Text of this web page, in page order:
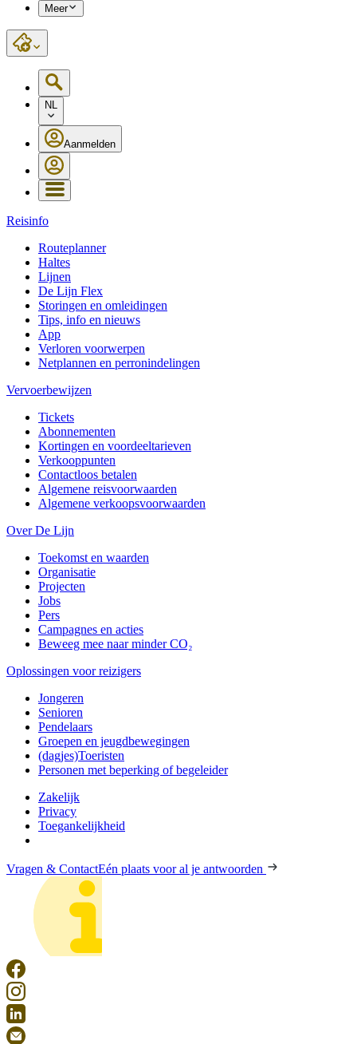
Meer
NL
Aanmelden
Reisinfo
Routeplanner
Haltes
Lijnen
De Lijn Flex
Storingen en omleidingen
Tips, info en nieuws
App
Verloren voorwerpen
Netplannen en perronindelingen
Vervoerbewijzen
Tickets
Abonnementen
Kortingen en voordeeltarieven
Verkooppunten
Contactloos betalen
Algemene reisvoorwaarden
Algemene verkoopsvoorwaarden
Over De Lijn
Toekomst en waarden
Organisatie
Projecten
Jobs
Pers
Campagnes en acties
Beweeg mee naar minder CO₂
Oplossingen voor reizigers
Jongeren
Senioren
Pendelaars
Groepen en jeugdbewegingen
(dagjes)Toeristen
Personen met beperking of begeleider
Zakelijk
Privacy
Toegankelijkheid
Vragen & ContactEén plaats voor al je antwoorden